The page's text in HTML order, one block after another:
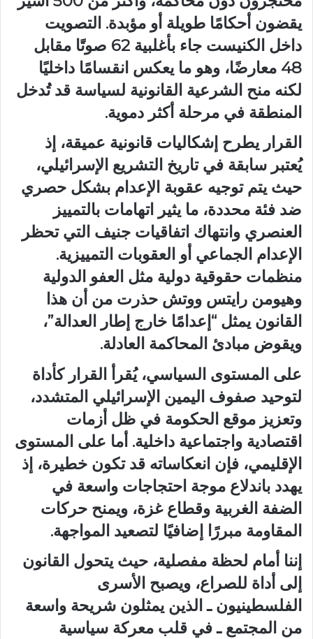
يقضون أحكامًا طويلة أو مؤبدة. التصويت
داخل الكنيست جاء بأغلبية 62 صوتًا مقابل
48 معارضًا، وهو ما يعكس انقسامًا داخليًا
لكنه منح الشرعية القانونية لسياسة قد تُدخل
المنطقة في مرحلة أكثر دموية.
القرار يطرح إشكاليات قانونية عميقة، إذ
يُعتبر سابقة في تاريخ التشريع الإسرائيلي،
حيث يتم توجيه عقوبة الإعدام بشكل حصري
ضد فئة محددة، ما يثير اتهامات بالتمييز
العنصري وانتهاك اتفاقيات جنيف التي تحظر
الإعدام الجماعي أو العقوبات التمييزية.
منظمات حقوقية دولية مثل العفو الدولية
وهيومن رايتس ووتش حذرت من أن هذا
القانون يمثل “إعدامًا خارج إطار العدالة”،
ويقوض مبادئ المحاكمة العادلة.
على المستوى السياسي، يُقرأ القرار كأداة
لتوحيد صفوف اليمين الإسرائيلي المتشدد،
وتعزيز موقع الحكومة في ظل أزمات
اقتصادية واجتماعية داخلية. أما على المستوى
الإقليمي، فإن انعكاساته قد تكون خطيرة، إذ
يهدد باندلاع موجة احتجاجات واسعة في
الضفة الغربية وقطاع غزة، ويمنح حركات
المقاومة مبررًا إضافيًا لتصعيد المواجهة.
إننا أمام لحظة مفصلية، حيث يتحول القانون
إلى أداة للصراع، ويصبح الأسرى
الفلسطينيون ـ الذين يمثلون شريحة واسعة
من المجتمع ـ في قلب معركة سياسية